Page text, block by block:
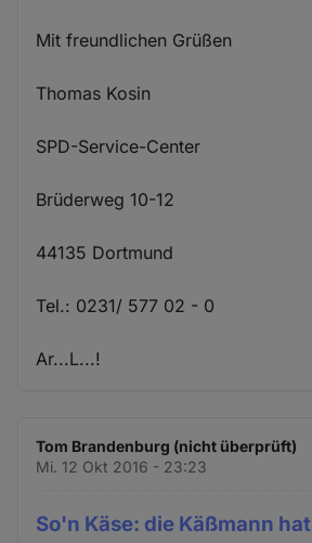
Mit freundlichen Grüßen
Thomas Kosin
SPD-Service-Center
Brüderweg 10-12
44135 Dortmund
Tel.: 0231/ 577 02 - 0
Ar...L...!
Tom Brandenburg (nicht überprüft)
Mi. 12 Okt 2016 - 23:23
So'n Käse: die Käßmann hat